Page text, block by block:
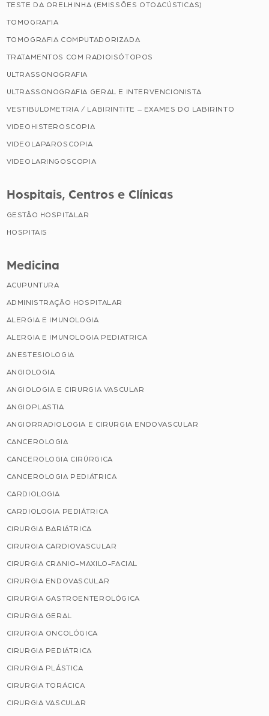
TESTE DA ORELHINHA (EMISSÕES OTOACÚSTICAS)
TOMOGRAFIA
TOMOGRAFIA COMPUTADORIZADA
TRATAMENTOS COM RADIOISÓTOPOS
ULTRASSONOGRAFIA
ULTRASSONOGRAFIA GERAL E INTERVENCIONISTA
VESTIBULOMETRIA / LABIRINTITE – EXAMES DO LABIRINTO
VIDEOHISTEROSCOPIA
VIDEOLAPAROSCOPIA
VIDEOLARINGOSCOPIA
Hospitais, Centros e Clínicas
GESTÃO HOSPITALAR
HOSPITAIS
Medicina
ACUPUNTURA
ADMINISTRAÇÃO HOSPITALAR
ALERGIA E IMUNOLOGIA
ALERGIA E IMUNOLOGIA PEDIATRICA
ANESTESIOLOGIA
ANGIOLOGIA
ANGIOLOGIA E CIRURGIA VASCULAR
ANGIOPLASTIA
ANGIORRADIOLOGIA E CIRURGIA ENDOVASCULAR
CANCEROLOGIA
CANCEROLOGIA CIRÚRGICA
CANCEROLOGIA PEDIÁTRICA
CARDIOLOGIA
CARDIOLOGIA PEDIÁTRICA
CIRURGIA BARIÁTRICA
CIRURGIA CARDIOVASCULAR
CIRURGIA CRANIO-MAXILO-FACIAL
CIRURGIA ENDOVASCULAR
CIRURGIA GASTROENTEROLÓGICA
CIRURGIA GERAL
CIRURGIA ONCOLÓGICA
CIRURGIA PEDIÁTRICA
CIRURGIA PLÁSTICA
CIRURGIA TORÁCICA
CIRURGIA VASCULAR